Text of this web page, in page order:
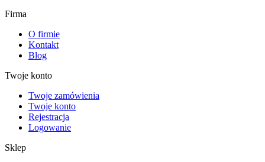
Firma
O firmie
Kontakt
Blog
Twoje konto
Twoje zamówienia
Twoje konto
Rejestracja
Logowanie
Sklep